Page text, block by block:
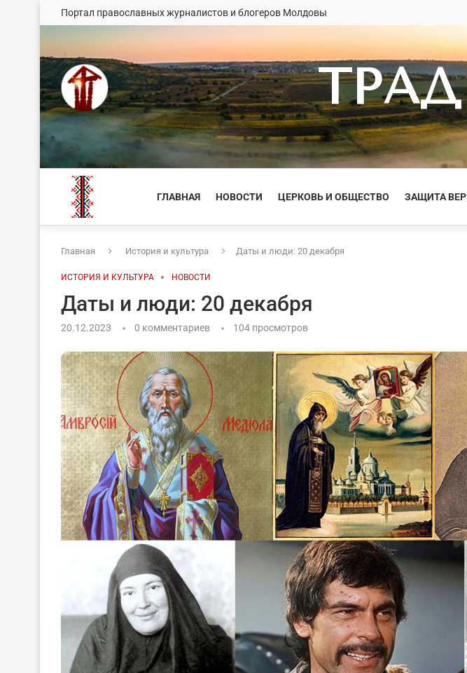
Портал православных журналистов и блогеров Молдовы
ГЛАВНАЯ НОВОСТИ ЦЕРКОВЬ И ОБЩЕСТВО ЗАЩИТА
Главная История и культура Даты и люди: 20 декабря
ИСТОРИЯ И КУЛЬТУРА НОВОСТИ
Даты и люди: 20 декабря
20.12.2023 0 комментариев 104 просмотров